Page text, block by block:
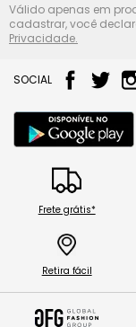
Válido apenas em
cadastrar, você
Privacidade.
SOCIAL
Frete grátis*
Retira fácil